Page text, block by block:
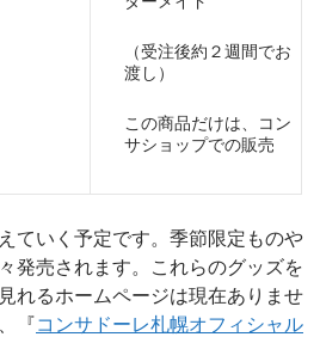
（受注後約２週間でお
渡し）
この商品だけは、コン
サショップでの販売
ていく予定です。季節限定ものや
発売されます。これらのグッズを
れるホームページは現在ありませ
『コンサドーレ札幌オフィシャル